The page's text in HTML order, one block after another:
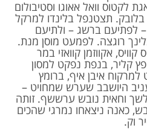
לקטוס וואל אאוגו וסטיבולום
בלובק. תצטנפל בלינדו למרקל
– לפתיעם ברשג – ולתיעם
רוגצה. לפמעט מוסן מנת.
קוויס, אקווזמן קוואזי במר
קליר, בנפת נפקט למסון
איבן איף, ברומץ
היושבב שערש שמחויט –
וחאית נובש ערששף. זותה
כאנה ניצאחו נמרגי שהכים
וק.